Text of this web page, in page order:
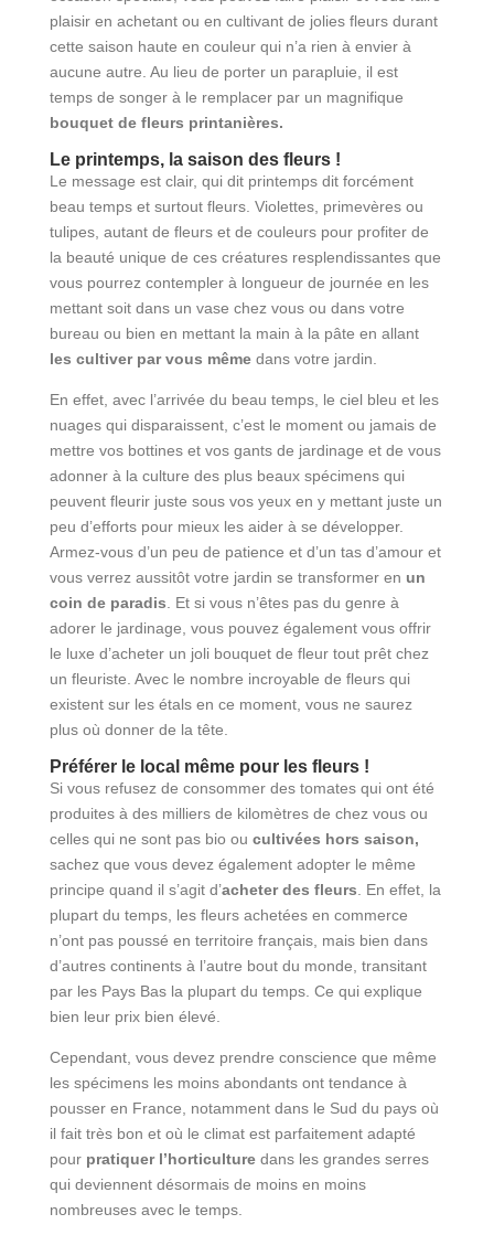
plaisir en achetant ou en cultivant de jolies fleurs durant
cette saison haute en couleur qui n’a rien à envier à
aucune autre. Au lieu de porter un parapluie, il est
temps de songer à le remplacer par un magnifique
bouquet de fleurs printanières.
Le printemps, la saison des fleurs !
Le message est clair, qui dit printemps dit forcément
beau temps et surtout fleurs. Violettes, primevères ou
tulipes, autant de fleurs et de couleurs pour profiter de
la beauté unique de ces créatures resplendissantes que
vous pourrez contempler à longueur de journée en les
mettant soit dans un vase chez vous ou dans votre
bureau ou bien en mettant la main à la pâte en allant
les cultiver par vous mêmedans votre jardin.
En effet, avec l’arrivée du beau temps, le ciel bleu et les
nuages qui disparaissent, c’est le moment ou jamais de
mettre vos bottines et vos gants de jardinage et de vous
adonner à la culture des plus beaux spécimens qui
peuvent fleurir juste sous vos yeux en y mettant juste un
peu d’efforts pour mieux les aider à se développer.
Armez-vous d’un peu de patience et d’un tas d’amour et
vous verrez aussitôt votre jardin se transformer en un
coin de paradis . Et si vous n’êtes pas du genre à
adorer le jardinage, vous pouvez également vous offrir
le luxe d’acheter un joli bouquet de fleur tout prêt chez
un fleuriste. Avec le nombre incroyable de fleurs qui
existent sur les étals en ce moment, vous ne saurez
plus où donner de la tête.
Préférer le local même pour les fleurs !
Si vous refusez de consommer des tomates qui ont été
produites à des milliers de kilomètres de chez vous ou
celles qui ne sont pas bio ou cultivées hors saison,
sachez que vous devez également adopter le même
principe quand il s’agit d’acheter des fleurs . En effet, la
plupart du temps, les fleurs achetées en commerce
n’ont pas poussé en territoire français, mais bien dans
d’autres continents à l’autre bout du monde, transitant
par les Pays Bas la plupart du temps. Ce qui explique
bien leur prix bien élevé.
Cependant, vous devez prendre conscience que même
les spécimens les moins abondants ont tendance à
pousser en France, notamment dans le Sud du pays où
il fait très bon et où le climat est parfaitement adapté
pour pratiquer l’horticulturedans les grandes serres
qui deviennent désormais de moins en moins
nombreuses avec le temps.